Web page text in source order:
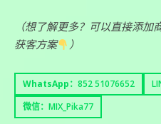
（想了解更多？可以直接添
获客方案
）
WhatsApp： 852 51076652
微信：MIX_Pika77